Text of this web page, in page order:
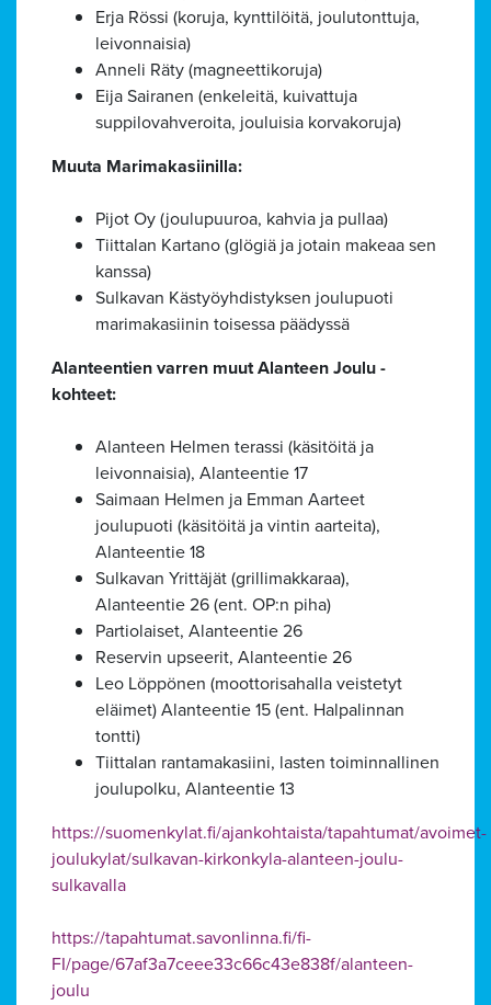
Erja Rössi (koruja, kynttilöitä, joulutonttuja,
leivonnaisia)
Anneli Räty (magneettikoruja)
Eija Sairanen (enkeleitä, kuivattuja
suppilovahveroita, jouluisia korvakoruja)
Muuta Marimakasiinilla:
Pijot Oy (joulupuuroa, kahvia ja pullaa)
Tiittalan Kartano (glögiä ja jotain makeaa sen
kanssa)
Sulkavan Kästyöyhdistyksen joulupuoti
marimakasiinin toisessa päädyssä
Alanteentien varren muut Alanteen Joulu -
kohteet:
Alanteen Helmen terassi (käsitöitä ja
leivonnaisia), Alanteentie 17
Saimaan Helmen ja Emman Aarteet
joulupuoti (käsitöitä ja vintin aarteita),
Alanteentie 18
Sulkavan Yrittäjät (grillimakkaraa),
Alanteentie 26 (ent. OP:n piha)
Partiolaiset, Alanteentie 26
Reservin upseerit, Alanteentie 26
Leo Löppönen (moottorisahalla veistetyt
eläimet) Alanteentie 15 (ent. Halpalinnan
tontti)
Tiittalan rantamakasiini, lasten toiminnallinen
joulupolku, Alanteentie 13
https://suomenkylat.fi/ajankohtaista/tapahtumat/avoimet-
joulukylat/sulkavan-kirkonkyla-alanteen-joulu-
sulkavalla
https://tapahtumat.savonlinna.fi/fi-
FI/page/67af3a7ceee33c66c43e838f/alanteen-
joulu